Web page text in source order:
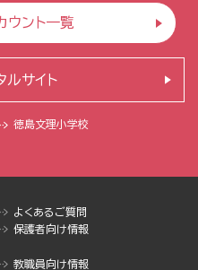
ウント一覧
徳島文理小学校
ルサイト
よくあるご質問
保護者向け情報
教職員向け情報